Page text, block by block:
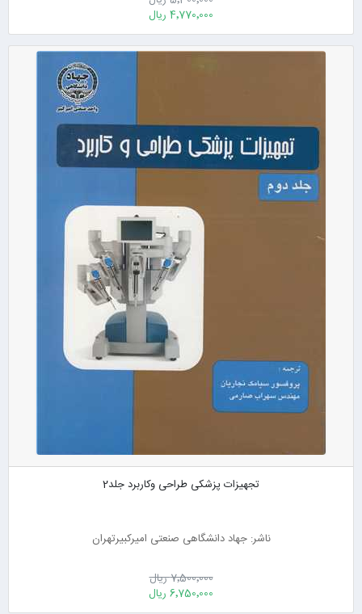
4٬770٬000 ریال
تجهیزات پزشکی طراحی وکاربرد جلد2
ناشر: جهاد دانشگاهی صنعتی امیرکبیرتهران
7٬500٬000 ریال
6٬750٬000 ریال